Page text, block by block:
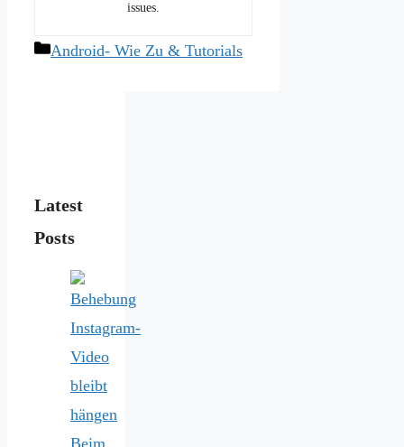
issues.
Categories
Android- Wie Zu & Tutorials
Latest
Posts